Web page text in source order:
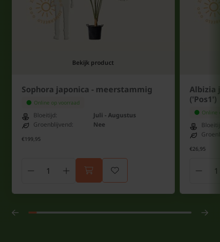
Bekijk product
Sophora japonica - meerstammig
Online op voorraad
Bloeitijd:
Juli - Augustus
Groenblijvend:
Nee
€199,95
Albizia
('Pos1')
Online
€26,95